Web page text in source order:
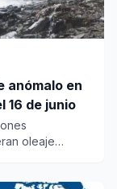
anómalo en
16 de junio
oleaje